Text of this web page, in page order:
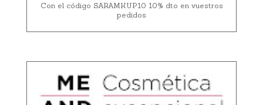
Con el código SARAMKUP10 10% dto en vuestros
pedidos